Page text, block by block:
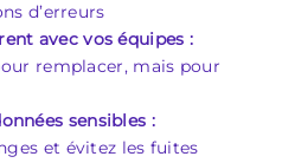
d’erreurs
avec vos équipes :
remplacer, mais pour
sensibles :
et évitez les fuites